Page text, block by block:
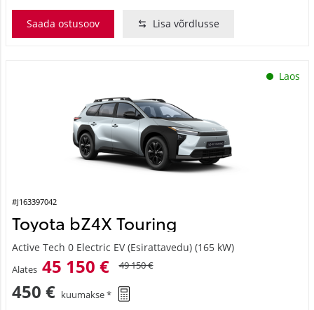
Saada ostusoov Lisa võrdlusse
Laos
#J163397042
Toyota bZ4X Touring
Active Tech 0 Electric EV (Esirattavedu) (165 kW)
Alates 45 150 € 49 150 €
450 € kuumakse *